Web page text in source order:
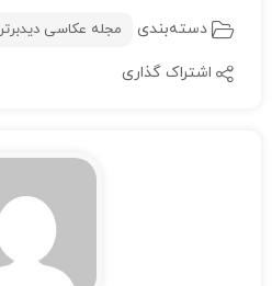
دسته‌بندی مجله عکاسی دیدبرتر
اشتراک گذاری